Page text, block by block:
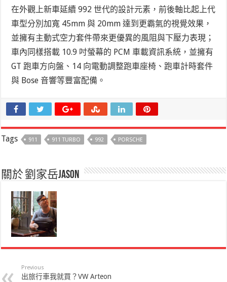
在外觀上新車延續 992 世代的設計元素，前後軸比起上代
車型分別加寬 45mm 與 20mm 達到更霸氣的視覺效果，
並擁有主動式空力套件帶來更優異的風阻與下壓力表現；
車內同樣搭載 10.9 吋螢幕的 PCM 車載資訊系統，並擁有
GT 跑車方向盤、14 向電動調整跑車座椅、跑車計時套件
與 Bose 音響等豐富配備。
Tags 911 911 TURBO 992 PORSCHE
關於 劉家岳Jason
Previous
出旅行車我就買？VW Arteon